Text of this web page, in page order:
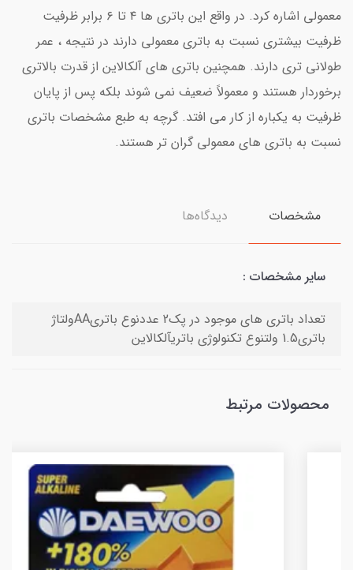
معمولی اشاره کرد. در واقع این باتری ها ۴ تا ۶ برابر ظرفیت
ظرفیت بیشتری نسبت به باتری معمولی دارند در نتیجه ، عمر
طولانی تری دارند. همچنین باتری های آلکالاین از قدرت بالاتری
برخوردار هستند و معمولاً ضعیف نمی شوند بلکه پس از پایان
ظرفیت به یکباره از کار می افتد. گرچه به طبع مشخصات باتری
نسبت به باتری های معمولی گران تر هستند.
مشخصات دیدگاه‌ها
سایر مشخصات :
تعداد باتری های موجود در پک2 عددنوع باتریAAولتاژ
باتری1.5 ولتنوع تکنولوژی باتریآلکالاین
محصولات مرتبط